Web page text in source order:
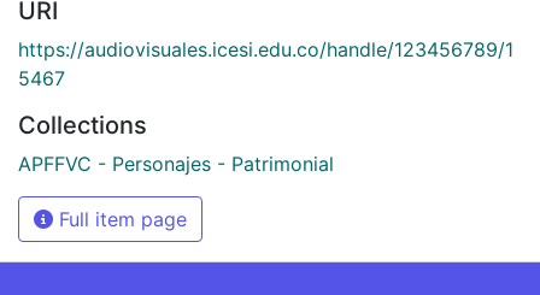
URI
https://audiovisuales.icesi.edu.co/handle/123456789/1
5467
Collections
APFFVC - Personajes - Patrimonial
Full item page